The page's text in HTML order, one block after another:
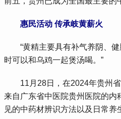
惠民活动 传承岐黄薪火
“黄精主要具有补气养阴、健
时可以和乌鸡一起煲汤喝。”
11月28日，在2024年贵州省
来自广东省中医院贵州医院的内
见的中药材辨识方法以及日常养